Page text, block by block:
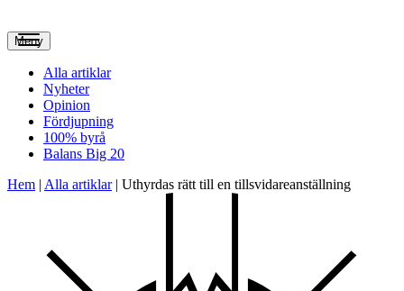
Meny
Alla artiklar
Nyheter
Opinion
Fördjupning
100% byrå
Balans Big 20
Hem | Alla artiklar| Uthyrdas rätt till en tillsvidare­anställning